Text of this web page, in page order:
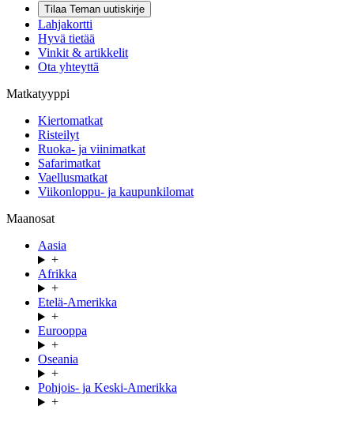
Tilaa Teman uutiskirje
Lahjakortti
Hyvä tietää
Vinkit & artikkelit
Ota yhteyttä
Matkatyyppi
Kiertomatkat
Risteilyt
Ruoka- ja viinimatkat
Safarimatkat
Vaellusmatkat
Viikonloppu- ja kaupunkilomat
Maanosat
Aasia
+
Afrikka
+
Etelä-Amerikka
+
Eurooppa
+
Oseania
+
Pohjois- ja Keski-Amerikka
+